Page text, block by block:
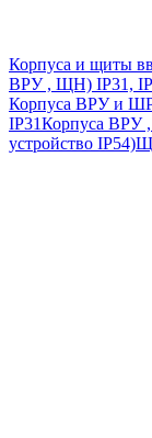
Корпуса и щиты
ВРУ , ЩН) IP31,
Корпуса ВРУ и ШР
IP31Корпуса ВРУ ,
устройство IP54)